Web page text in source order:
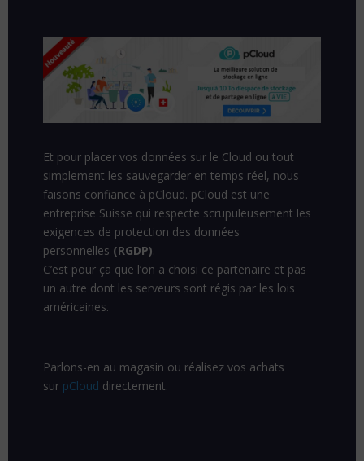
Et pour placer vos données sur le Cloud ou tout
simplement les sauvegarder en temps réel, nous
faisons confiance à pCloud. pCloud est une
entreprise Suisse qui respecte scrupuleusement les
exigences de protection des données
personnelles (RGDP).
C’est pour ça que l’on a choisi ce partenaire et pas
un autre dont les serveurs sont régis par les lois
américaines.
Parlons-en au magasin ou réalisez vos achats
sur pCloud directement.